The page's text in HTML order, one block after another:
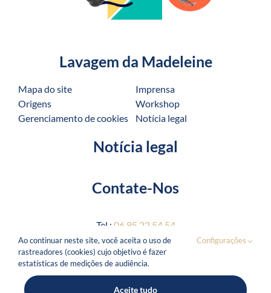
Lavagem da Madeleine
Mapa do site
Imprensa
Origens
Workshop
Gerenciamento de cookies
Notícia legal
Notícia legal
Contate-Nos
Tel : 06 95 22 54 54
11 rue du Plâtre
75004 Paris
Ao continuar neste site, você aceita o uso de
rastreadores (cookies) cujo objetivo é fazer
estatísticas de medições de audiência.
Configurações
Aceite tudo